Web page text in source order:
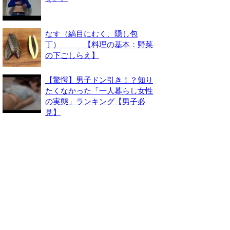
なす（縞目にむく、隠し包
丁） 【料理の基本：野菜
の下ごしらえ】
【驚愕】男子ドン引き！？知り
たくなかった「一人暮らし女性
の実態」ランキング【男子必
見】